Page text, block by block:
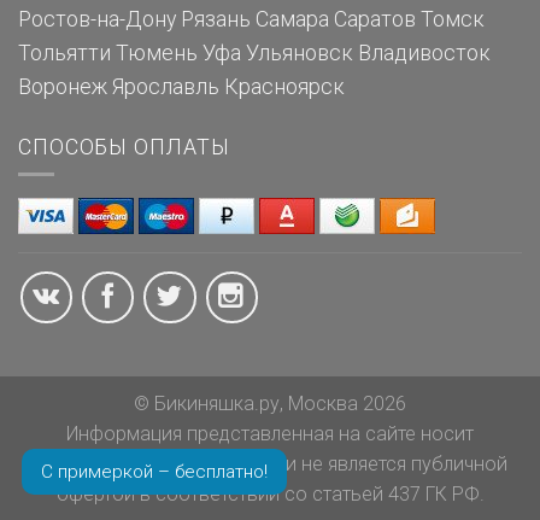
Ростов-на-Дону Рязань Самара Саратов Томск
Тольятти Тюмень Уфа Ульяновск Владивосток
Воронеж Ярославль Красноярск
СПОСОБЫ ОПЛАТЫ
С примеркой – бесплатно!
© Бикиняшка.ру, Москва 2026
Информация представленная на сайте носит
ознакомительный характер и не является публичной
офертой в соответствии со статьей 437 ГК РФ.